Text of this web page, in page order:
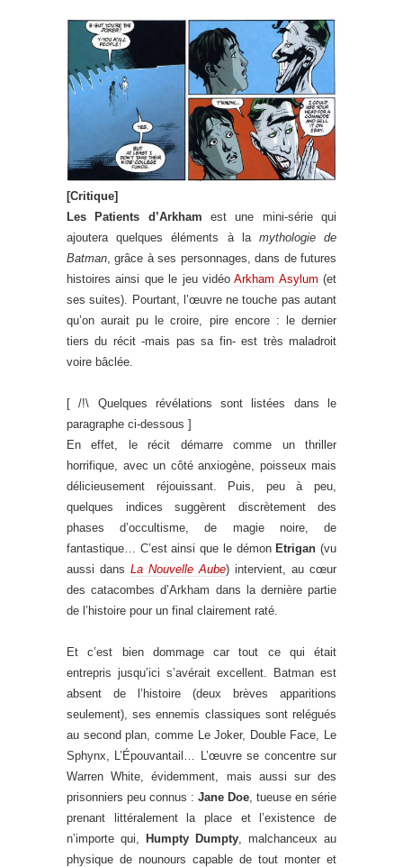
[Critique]
Les Patients d’Arkham est une mini-série qui
ajoutera quelques éléments à la mythologie de
Batman, grâce à ses personnages, dans de futures
histoires ainsi que le jeu vidéoArkham Asylum (et
ses suites). Pourtant, l’œuvre ne touche pas autant
qu’on aurait pu le croire, pire encore : le dernier
tiers du récit -mais pas sa fin- est très maladroit
voire bâclée.
[ /!\ Quelques révélations sont listées dans le
paragraphe ci-dessous ]
En effet, le récit démarre comme un thriller
horrifique, avec un côté anxiogène, poisseux mais
délicieusement réjouissant. Puis, peu à peu,
quelques indices suggèrent discrètement des
phases d’occultisme, de magie noire, de
fantastique… C’est ainsi que le démon Etrigan (vu
aussi dans La Nouvelle Aube) intervient, au cœur
des catacombes d’Arkham dans la dernière partie
de l’histoire pour un final clairement raté.
Et c’est bien dommage car tout ce qui était
entrepris jusqu’ici s’avérait excellent. Batman est
absent de l’histoire (deux brèves apparitions
seulement), ses ennemis classiques sont relégués
au second plan, comme Le Joker, Double Face, Le
Sphynx, L’Épouvantail… L’œuvre se concentre sur
Warren White, évidemment, mais aussi sur des
prisonniers peu connus : Jane Doe, tueuse en série
prenant littéralement la place et l’existence de
n’importe qui,
Humpty Dumpty, malchanceux au
physique de nounours capable de tout monter et